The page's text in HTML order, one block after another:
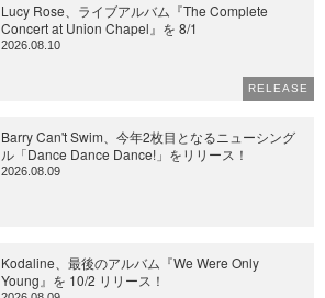
Lucy Rose、ライブアルバム『The Complete
Concert at Union Chapel』を 8/1
2026.08.10
RELEASE
Barry Can't Swim、今年2枚目となるニューシング
ル「Dance Dance Dance!」をリリース！
2026.08.09
Kodaline、最後のアルバム『We Were Only
Young』を 10/2 リリース！